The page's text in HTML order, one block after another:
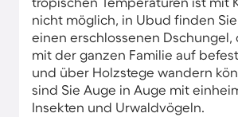
nicht möglich, in Ubud finden
einen erschlossenen Dschungel,
mit der ganzen Familie auf
und über Holzstege wandern
sind Sie Auge in Auge mit
Insekten und Urwaldvögeln.